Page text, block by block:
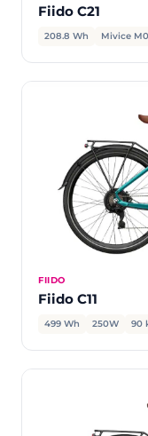
Fiido C21
208.8 Wh Mivice
FIIDO
Fiido C11
499 Wh 250W 90